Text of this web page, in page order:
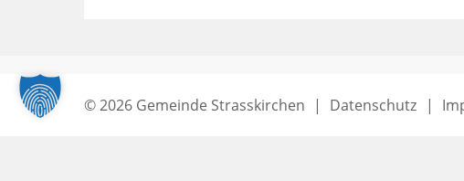
© 2026 Gemeinde Strasskirchen | Datenschutz